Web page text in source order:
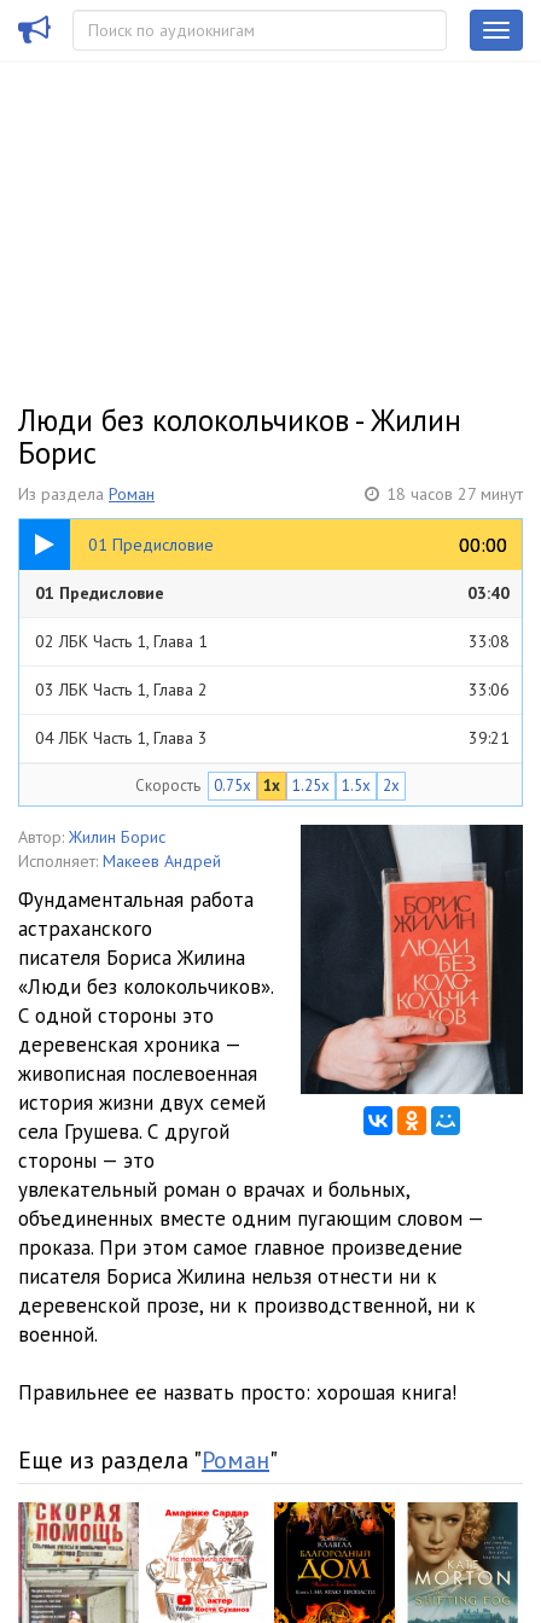
Люди без колокольчиков - Жилин
Борис
Из раздела Роман 18 часов 27 минут
01 Предисловие 00:00
00:00
03:40
01 Предисловие 03:40
02 ЛБК Часть 1, Глава 1 33:08
03 ЛБК Часть 1, Глава 2 33:06
04 ЛБК Часть 1, Глава 3 39:21
05 ЛБК Часть 1, Глава 4
06 ЛБК Часть 1, Глава 5 39:22
29:19
08 ЛБК Часть 1, Глава 7 46:10
09 ЛБК Часть 1, Глава 8 44:04
10 ЛБК Часть 1, Глава 9
11 ЛБК Часть 1, Глава 10 24:07
12 ЛБК Часть 2, Глава 1
13 ЛБК Часть 2, Глава 2
14 ЛБК Часть 2, Глава 3 33:00
15 ЛБК Часть 2, Глава 4
16 ЛБК Часть 2, Глава 5 26:15
19 ЛБК Часть 2, Глава 8
20 ЛБК Часть 2, Глава 9 38:03
21 ЛБК Часть 2, Глава 10 29:21
22 ЛБК, Часть 3, Глава 1 39:10
Скорость 0.75x 1x 1.25x 1.5x 2x
Автор: Жилин Борис
Исполняет: Макеев Андрей
Фундаментальная работа
астраханского
писателя Бориса Жилина
«Люди без колокольчиков».
С одной стороны это
деревенская хроника —
живописная послевоенная
история жизни двух семей
села Грушева. С другой
стороны — это
увлекательный роман о врачах и больных,
объединенных вместе одним пугающим словом —
проказа. При этом самое главное произведение
писателя Бориса Жилина нельзя отнести ни к
деревенской прозе, ни к производственной, ни к
военной.
Правильнее ее назвать просто: хорошая книга!
Еще из раздела "Роман"